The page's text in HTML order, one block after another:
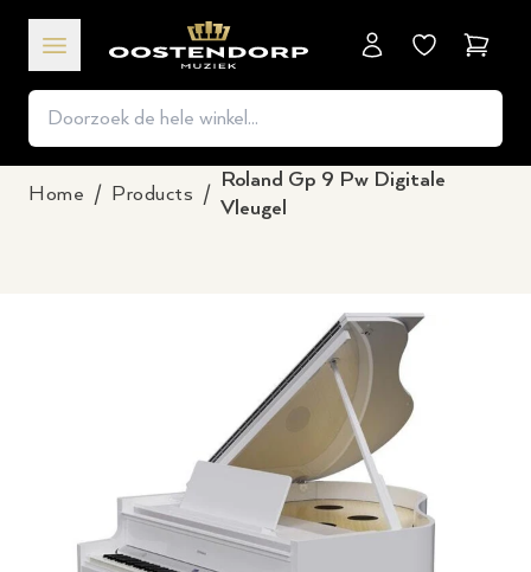
Home / Products /
Roland Gp 9 Pw Digitale
Vleugel